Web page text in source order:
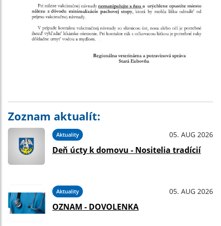
Zoznam aktualít:
Aktuality 05. AUG 2026
Deň úcty k domovu - Nositelia tradícií
Aktuality 05. AUG 2026
OZNAM - DOVOLENKA